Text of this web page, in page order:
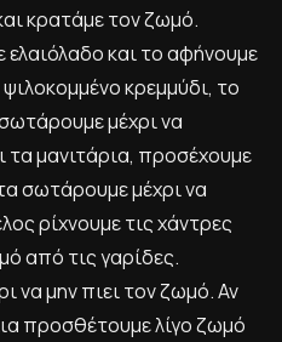
κρατάμε τον ζωμό.
και το αφήνουμε
κρεμμύδι, το
μέχρι να
τα μανιτάρια, προσέχουμε
σωτάρουμε μέχρι να
ρίχνουμε τις χάντρες
από τις γαρίδες.
να μην πιει τον ζωμό. Αν
προσθέτουμε λίγο ζωμό